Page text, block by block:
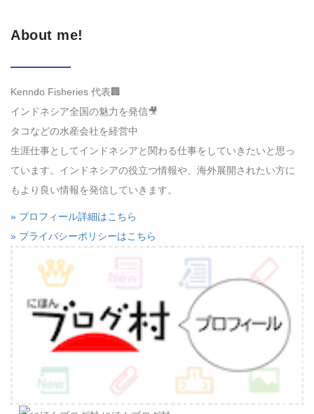
About me!
Kenndo Fisheries 代表🏢
インドネシア全国の魅力を発信🎥
タコなどの水産会社を経営中
生涯仕事としてインドネシアと関わる仕事をしていきたいと思っ
ています。インドネシアの役立つ情報や、海外展開されたい方に
もより良い情報を発信していきます。
» プロフィール詳細はこちら
» プライバシーポリシーはこちら